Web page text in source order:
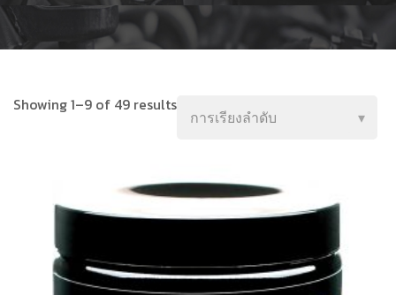
Showing 1–9 of 49 results